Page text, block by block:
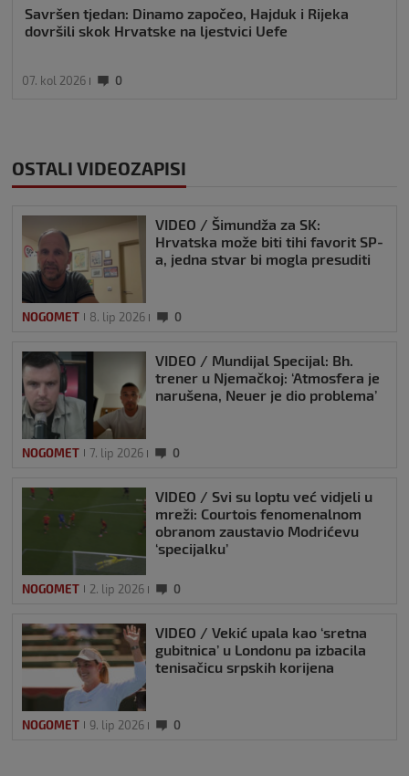
Savršen tjedan: Dinamo započeo, Hajduk i Rijeka
dovršili skok Hrvatske na ljestvici Uefe
07. kol 2026 0
OSTALI VIDEOZAPISI
VIDEO / Šimundža za SK:
Hrvatska može biti tihi favorit SP-
a, jedna stvar bi mogla presuditi
NOGOMET 8. lip 2026 0
VIDEO / Mundijal Specijal: Bh.
trener u Njemačkoj: ‘Atmosfera je
narušena, Neuer je dio problema’
NOGOMET 7. lip 2026 0
VIDEO / Svi su loptu već vidjeli u
mreži: Courtois fenomenalnom
obranom zaustavio Modrićevu
‘specijalku’
NOGOMET 2. lip 2026 0
VIDEO / Vekić upala kao ‘sretna
gubitnica’ u Londonu pa izbacila
tenisačicu srpskih korijena
NOGOMET 9. lip 2026 0